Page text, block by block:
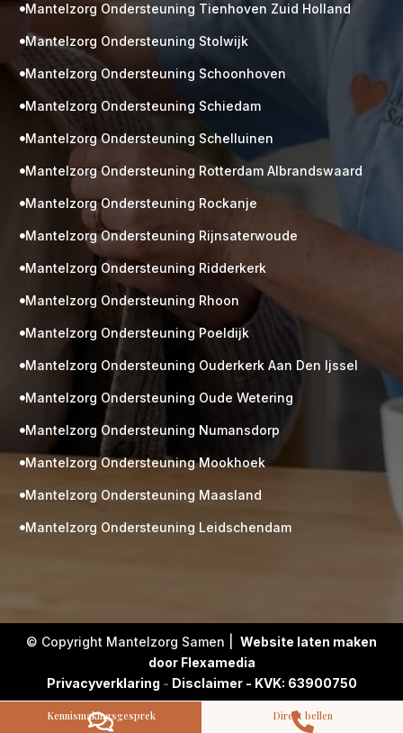
Gratis
kennismaking?
M
Neem vrijblijvend contact op!
Kennismakingsgesprek
Contact opnemen
 Mantelzorg Ondersteuning Tienhoven Zuid Holland
 Mantelzorg Ondersteuning Stolwijk
 Mantelzorg Ondersteuning Schoonhoven
 Mantelzorg Ondersteuning Schiedam
 Mantelzorg Ondersteuning Schelluinen
 Mantelzorg Ondersteuning Rotterdam Albrandswaard
 Mantelzorg Ondersteuning Rockanje
 Mantelzorg Ondersteuning Rijnsaterwoude
 Mantelzorg Ondersteuning Ridderkerk
 Mantelzorg Ondersteuning Rhoon
 Mantelzorg Ondersteuning Poeldijk
 Mantelzorg Ondersteuning Ouderkerk Aan Den Ijssel
 Mantelzorg Ondersteuning Oude Wetering
 Mantelzorg Ondersteuning Numansdorp
 Mantelzorg Ondersteuning Mookhoek
 Mantelzorg Ondersteuning Maasland
 Mantelzorg Ondersteuning Leidschendam
© Copyright Mantelzorg Samen | Website laten maken
door Flexamedia
Privacyverklaring - Disclaimer - KVK: 63900750

Kennismakingsgesprek 
Direct bellen